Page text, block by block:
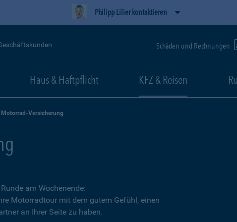
Philipp Lilier kontaktieren
Schäden und Rechnungen
Haus & Haftpflicht KFZ & Reisen
Motorrad-Versicherung
am Wochenende:
Motorradtour mit dem gutem Gefühl, einen
an Ihrer Seite zu haben.